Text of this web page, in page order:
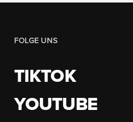
FOLGE UNS
TIKTOK
YOUTUBE